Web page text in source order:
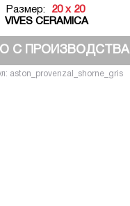
Размер:
20 x 20
VIVES CERAMICA
С ПРОИЗВОДСТВА
aston_provenzal_shorne_gris